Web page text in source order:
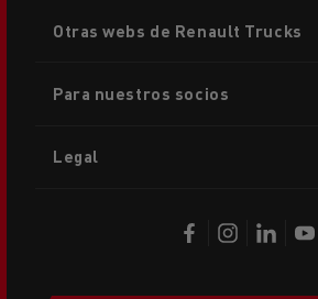
menu
Otras webs de Renault Trucks
Para nuestros socios
Legal